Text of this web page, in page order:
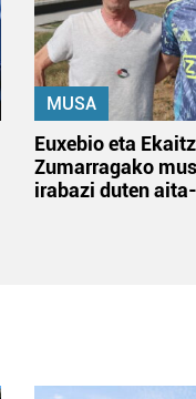
MUSA
Euxebio eta
Zumarragako
irabazi duten